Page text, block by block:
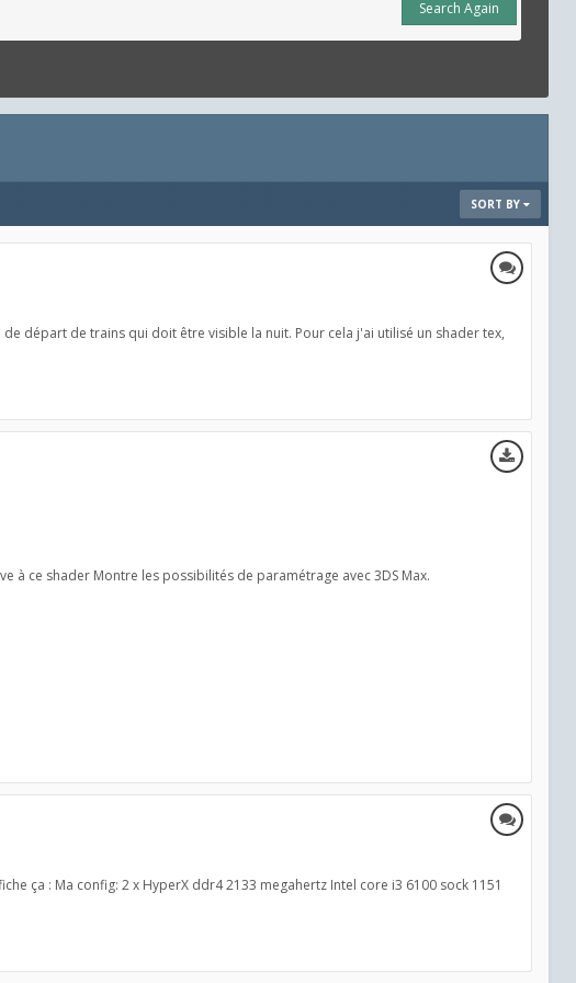
Search Again
SORT BY
départ de trains qui doit être visible la nuit. Pour cela j'ai utilisé un shader tex,
à ce shader Montre les possibilités de paramétrage avec 3DS Max.
ça : Ma config: 2 x HyperX ddr4 2133 megahertz Intel core i3 6100 sock 1151